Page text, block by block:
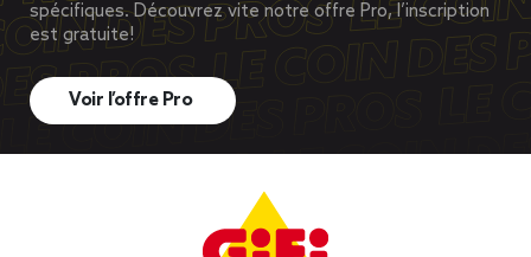
spécifiques. Découvrez vite notre offre Pro, l’inscription
est gratuite!
Voir l’offre Pro